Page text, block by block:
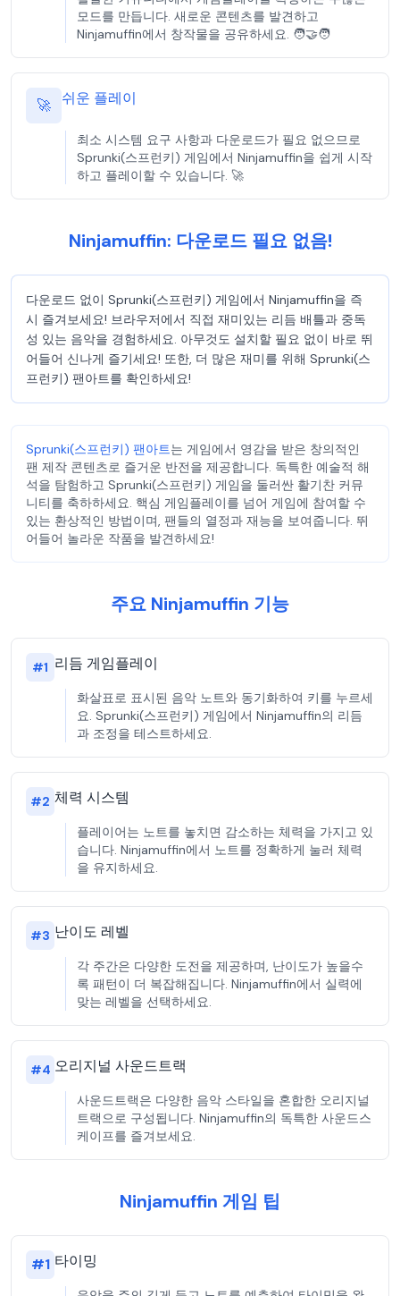
모드를 만듭니다. 새로운 콘텐츠를 발견하고
Ninjamuffin에서 창작물을 공유하세요. 🧑‍🤝‍🧑
🚀 쉬운 플레이
최소 시스템 요구 사항과 다운로드가 필요 없으므로
Sprunki(스프런키) 게임에서 Ninjamuffin을 쉽게 시작
하고 플레이할 수 있습니다. 🚀
Ninjamuffin: 다운로드 필요 없음!
다운로드 없이 Sprunki(스프런키) 게임에서 Ninjamuffin을 즉
시 즐겨보세요! 브라우저에서 직접 재미있는 리듬 배틀과 중독
성 있는 음악을 경험하세요. 아무것도 설치할 필요 없이 바로 뛰
어들어 신나게 즐기세요! 또한, 더 많은 재미를 위해 Sprunki(스
프런키) 팬아트를 확인하세요!
Sprunki(스프런키) 팬아트는 게임에서 영감을 받은 창의적인
팬 제작 콘텐츠로 즐거운 반전을 제공합니다. 독특한 예술적 해
석을 탐험하고 Sprunki(스프런키) 게임을 둘러싼 활기찬 커뮤
니티를 축하하세요. 핵심 게임플레이를 넘어 게임에 참여할 수
있는 환상적인 방법이며, 팬들의 열정과 재능을 보여줍니다. 뛰
어들어 놀라운 작품을 발견하세요!
주요 Ninjamuffin 기능
#1 리듬 게임플레이
화살표로 표시된 음악 노트와 동기화하여 키를 누르세
요. Sprunki(스프런키) 게임에서 Ninjamuffin의 리듬
과 조정을 테스트하세요.
#2 체력 시스템
플레이어는 노트를 놓치면 감소하는 체력을 가지고 있
습니다. Ninjamuffin에서 노트를 정확하게 눌러 체력
을 유지하세요.
#3 난이도 레벨
각 주간은 다양한 도전을 제공하며, 난이도가 높을수
록 패턴이 더 복잡해집니다. Ninjamuffin에서 실력에
맞는 레벨을 선택하세요.
#4 오리지널 사운드트랙
사운드트랙은 다양한 음악 스타일을 혼합한 오리지널
트랙으로 구성됩니다. Ninjamuffin의 독특한 사운드스
케이프를 즐겨보세요.
Ninjamuffin 게임 팁
#1 타이밍